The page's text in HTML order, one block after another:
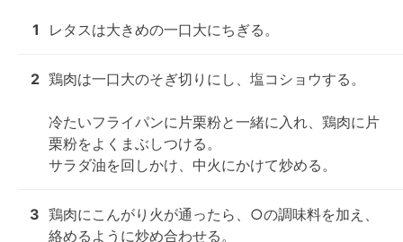
1 レタスは大きめの一口大にちぎる。
2 鶏肉は一口大のそぎ切りにし、塩コショウする。
冷たいフライパンに片栗粉と一緒に入れ、鶏肉に片
栗粉をよくまぶしつける。
サラダ油を回しかけ、中火にかけて炒める。
3 鶏肉にこんがり火が通ったら、○の調味料を加え、
絡めるように炒め合わせる。